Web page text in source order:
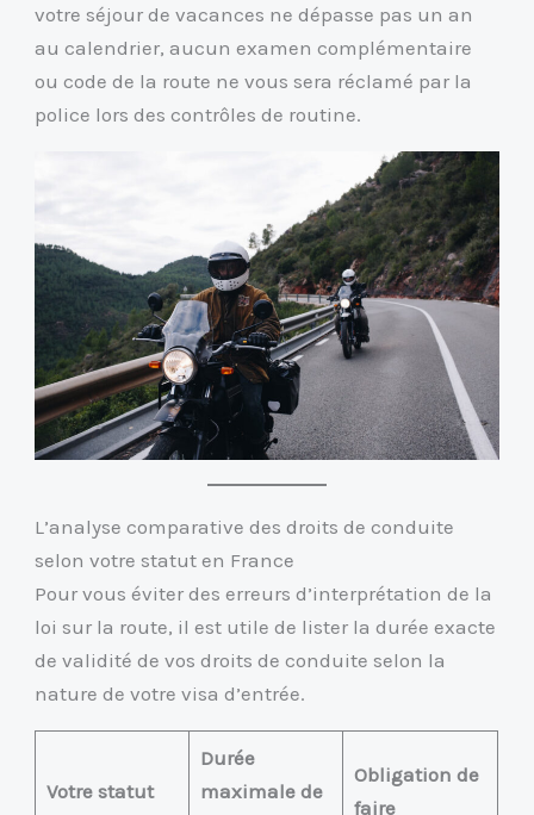
votre séjour de vacances ne dépasse pas un an
au calendrier, aucun examen complémentaire
ou code de la route ne vous sera réclamé par la
police lors des contrôles de routine.
L’analyse comparative des droits de conduite
selon votre statut en France
Pour vous éviter des erreurs d’interprétation de la
loi sur la route, il est utile de lister la durée exacte
de validité de vos droits de conduite selon la
nature de votre visa d’entrée.
Votre statut
Durée
maximale de
Obligation de
faire